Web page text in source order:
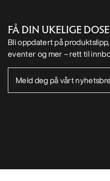
FÅ DIN UKELIGE
Bli oppdatert på
eventer og mer – rett til